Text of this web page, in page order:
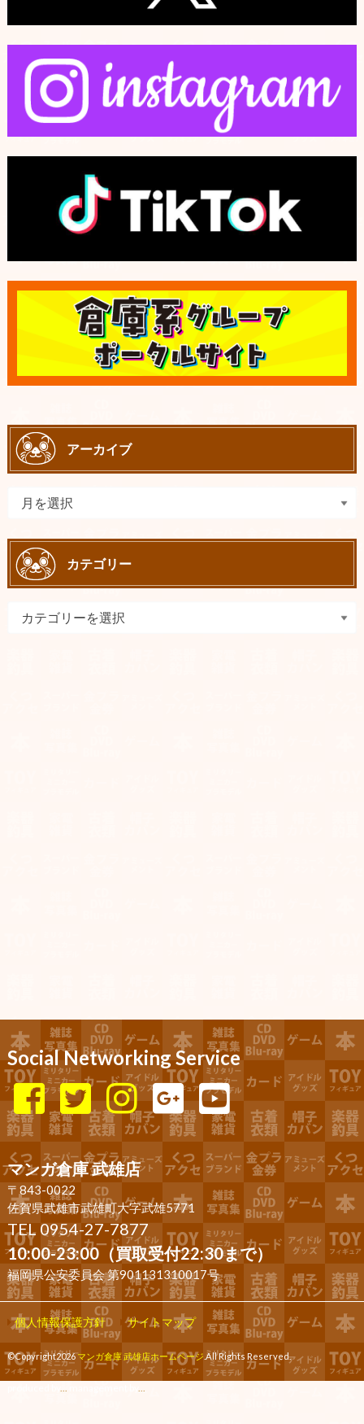
アーカイブ
カテゴリー
Social Networking Service
マンガ倉庫 武雄店
〒843-0022
佐賀県武雄市武雄町大字武雄5771
TEL 0954-27-7877
10:00-23:00（買取受付22:30まで）
福岡県公安委員会 第901131310017号
個人情報保護方針 サイトマップ
©Copyright2026マンガ倉庫 武雄店ホームページ .All Rights Reserved.
... ...